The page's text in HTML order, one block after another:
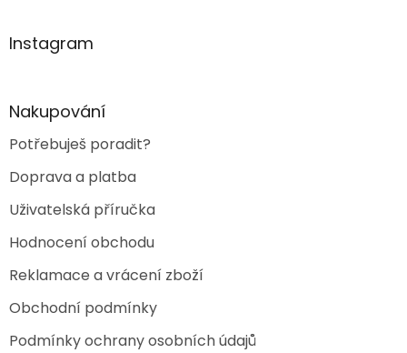
aInstagram
Nakupování
Potřebuješ poradit?
Doprava a platba
Uživatelská příručka
Hodnocení obchodu
Reklamace a vrácení zboží
Obchodní podmínky
Podmínky ochrany osobních údajů